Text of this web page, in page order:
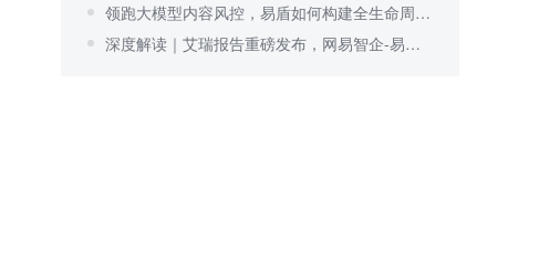
领跑大模型内容风控，易盾如何构建全生命周期安全围栏？
深度解读｜艾瑞报告重磅发布，网易智企-易盾持续领跑内容风控行业